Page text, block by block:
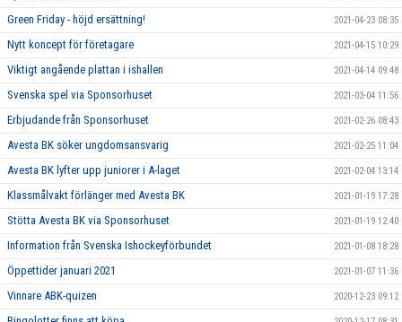
Green Friday - höjd ersättning! 2021-04-23 08:35
Nytt koncept för företagare 2021-04-15 10:29
Viktigt angående plattan i ishallen 2021-04-14 09:48
Svenska spel via Sponsorhuset 2021-03-04 11:56
Erbjudande från Sponsorhuset 2021-02-26 08:43
Avesta BK söker ungdomsansvarig 2021-02-25 11:04
Avesta BK lyfter upp juniorer i A-laget 2021-02-04 13:14
Klassmålvakt förlänger med Avesta BK 2021-01-19 17:28
Stötta Avesta BK via Sponsorhuset 2021-01-19 12:40
Information från Svenska Ishockeyförbundet 2021-01-08 18:28
Öppettider januari 2021 2021-01-07 11:36
Vinnare ABK-quizen 2020-12-23 09:12